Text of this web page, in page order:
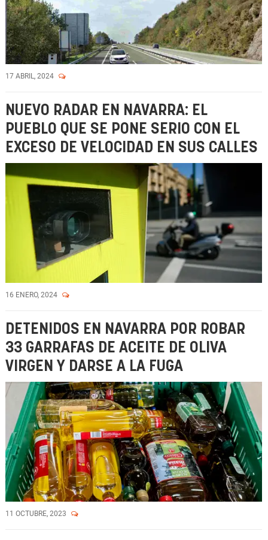
17 ABRIL, 2024
NUEVO RADAR EN NAVARRA: EL
PUEBLO QUE SE PONE SERIO CON EL
EXCESO DE VELOCIDAD EN SUS CALLES
16 ENERO, 2024
DETENIDOS EN NAVARRA POR ROBAR
33 GARRAFAS DE ACEITE DE OLIVA
VIRGEN Y DARSE A LA FUGA
11 OCTUBRE, 2023